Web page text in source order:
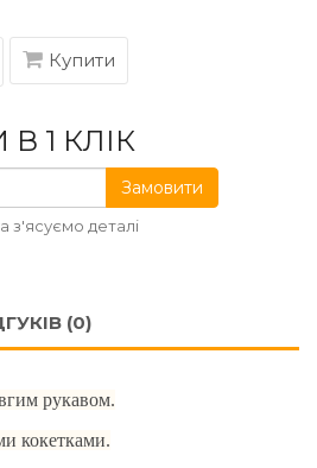
Купити
1 КЛІК
Замовити
деталі
(0)
рукавом.
кокетками.